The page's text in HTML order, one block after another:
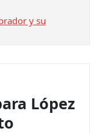
y su
López